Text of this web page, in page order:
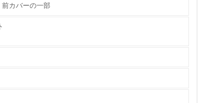
画を立てている
・販売
な販売目標や計画を立てている
カバーの一部